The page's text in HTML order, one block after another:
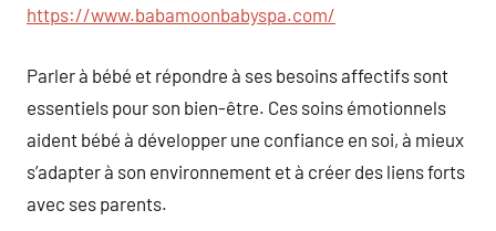
https://www.babamoonbabyspa.com/
Parler à bébé et répondre à ses besoins affectifs sont
essentiels pour son bien-être. Ces soins émotionnels
aident bébé à développer une confiance en soi, à mieux
s’adapter à son environnement et à créer des liens forts
avec ses parents.